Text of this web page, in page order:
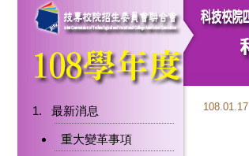
最新消息
重大變革事項
108.01.17